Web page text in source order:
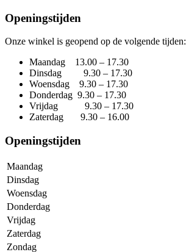
Openingstijden
Onze winkel is geopend op de volgende tijden:
Maandag 13.00 – 17.30
Dinsdag 9.30 – 17.30
Woensdag 9.30 – 17.30
Donderdag 9.30 – 17.30
Vrijdag 9.30 – 17.30
Zaterdag 9.30 – 16.00
Openingstijden
Maandag
Dinsdag
Woensdag
Donderdag
Vrijdag
Zaterdag
Zondag